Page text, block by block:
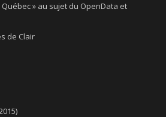
» au sujet du OpenData et
de Clair